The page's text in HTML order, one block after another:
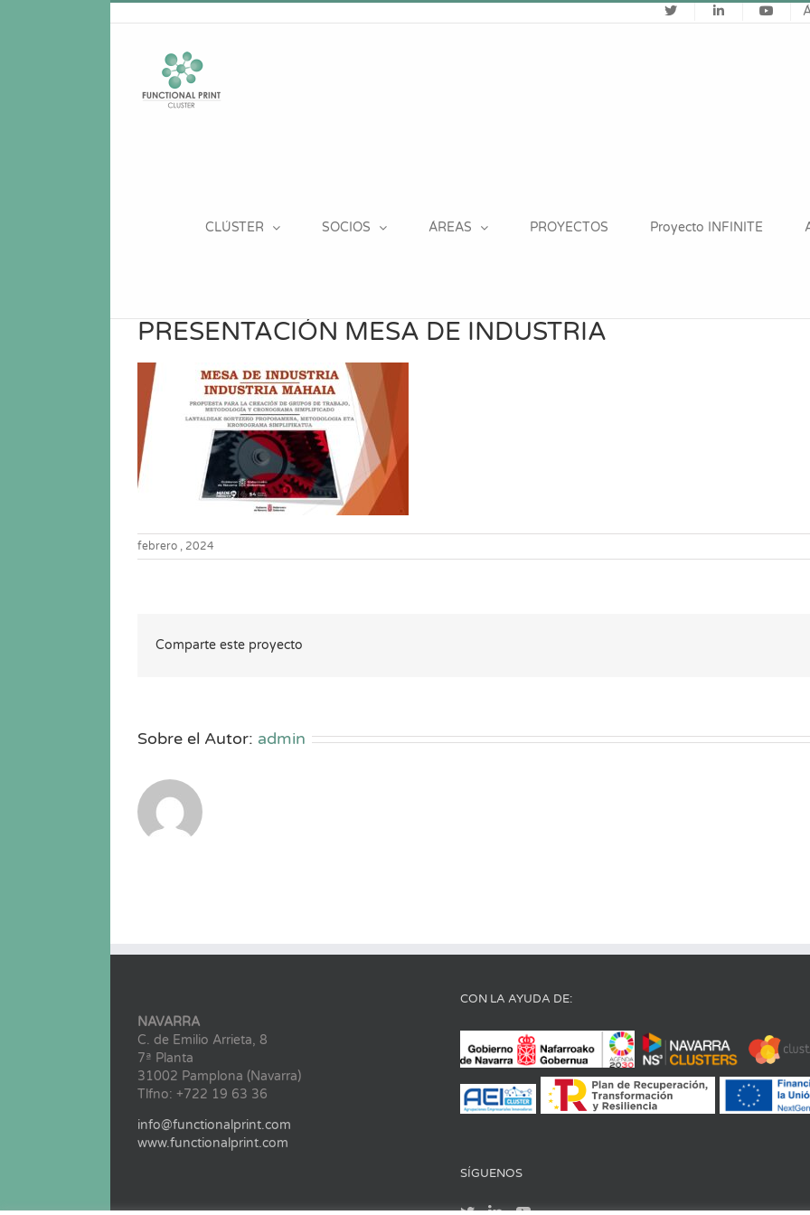
CLÚSTER SOCIOS ÁREAS PROYECTOS Proyecto INFINITE
PRESENTACIÓN MESA DE INDUSTRIA
febrero , 2024
Comparte este proyecto
Sobre el Autor: admin
NAVARRA
C. de Emilio Arrieta, 8
7ª Planta
31002 Pamplona (Navarra)
Tlfno: +722 19 63 36
info@functionalprint.com
www.functionalprint.com
CON LA AYUDA DE:
SÍGUENOS